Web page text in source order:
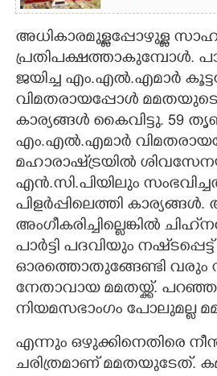
അധികാരമുള്ളപ്പോഴുള്ള
പ്രതിപക്ഷത്താകുമ്പോൾ.
ജയിച്ച എം.എൽ.എമാർ
വിമതരായപ്പോൾ
കാര്യങ്ങൾ കൈവിട്ടു. 59
എം.എൽ.എമാർ
മഹാരാഷ്‌ട്രയിൽ
എൻ.സി.പിയിലും
പിളർപ്പിലെത്തി
അംഗീകരിച്ചില്ലെങ്കിൽ
പാർട്ടി പദവിയും നഷ്‌ടപ്പെട്ട്
ഓരത്തൊതുങ്ങേണ്ടി വരും
നേതാവായ മമതയ്ക്ക്.
നിയമസഭാംഗം പോലുമല്ല
എന്നും ഒഴുക്കിനെതിരെ
ചരിത്രമാണ് മമതയുടേത്.